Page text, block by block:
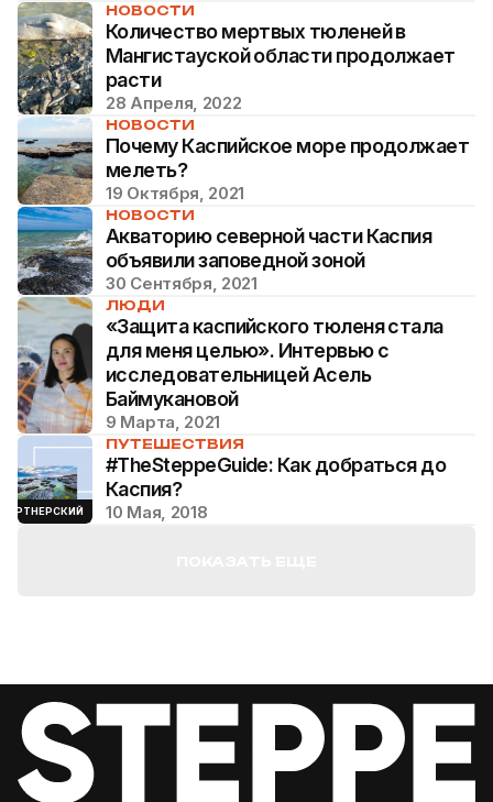
НОВОСТИ
Количество мертвых тюленей в
Мангистауской области продолжает
расти
28 Апреля, 2022
НОВОСТИ
Почему Каспийское море продолжает
мелеть?
19 Октября, 2021
НОВОСТИ
Акваторию северной части Каспия
объявили заповедной зоной
30 Сентября, 2021
ЛЮДИ
«Защита каспийского тюленя стала
для меня целью». Интервью с
исследовательницей Асель
Баймукановой
9 Марта, 2021
ПАРТНЕРСКИЙ
ПУТЕШЕСТВИЯ
#TheSteppeGuide: Как добраться до
Каспия?
10 Мая, 2018